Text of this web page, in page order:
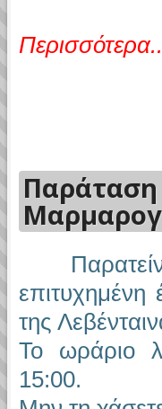
της
Το ωράριο
15:00.